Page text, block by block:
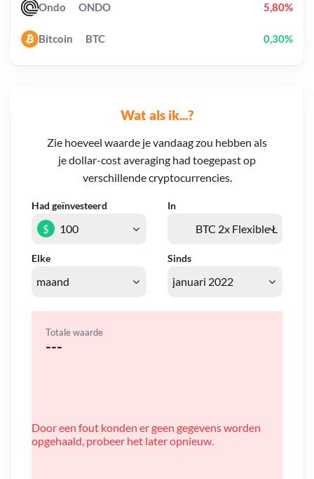
Wat als ik...?
Zie hoeveel waarde je vandaag zou hebben als
je dollar-cost averaging had toegepast op
verschillende cryptocurrencies.
Had geïnvesteerd In
Elke Sinds
$
Totale waarde
---
Door een fout konden er geen gegevens worden
opgehaald, probeer het later opnieuw.
Ondo ONDO 5,80%
Bitcoin BTC 0,30%